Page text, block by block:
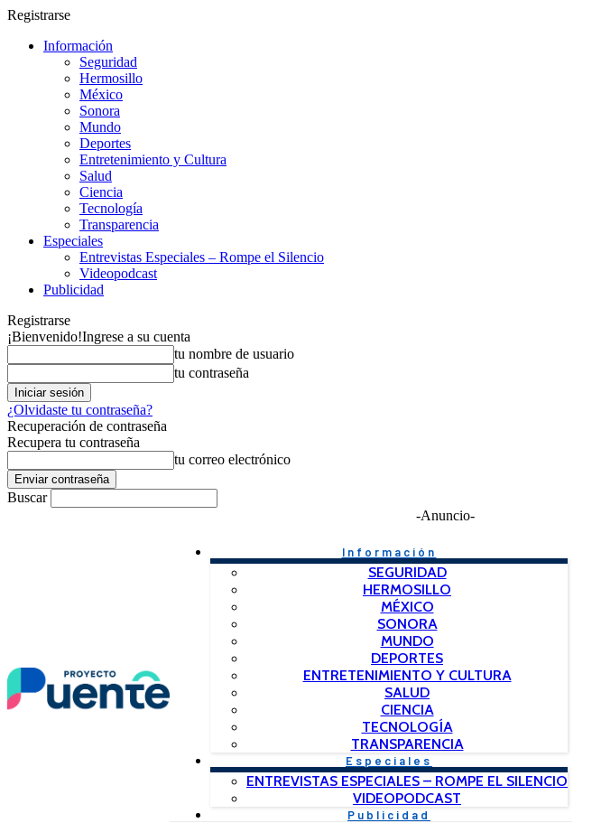
Registrarse
Información
Seguridad
Hermosillo
México
Sonora
Mundo
Deportes
Entretenimiento y Cultura
Salud
Ciencia
Tecnología
Transparencia
Especiales
Entrevistas Especiales – Rompe el Silencio
Videopodcast
Publicidad
Registrarse
¡Bienvenido!Ingrese a su cuenta
tu nombre de usuario
tu contraseña
¿Olvidaste tu contraseña?
Recuperación de contraseña
Recupera tu contraseña
tu correo electrónico
Buscar
-Anuncio-
Información
SEGURIDAD
HERMOSILLO
MÉXICO
SONORA
MUNDO
DEPORTES
ENTRETENIMIENTO Y CULTURA
SALUD
CIENCIA
TECNOLOGÍA
TRANSPARENCIA
Especiales
ENTREVISTAS ESPECIALES – ROMPE EL SILENCIO
VIDEOPODCAST
Publicidad